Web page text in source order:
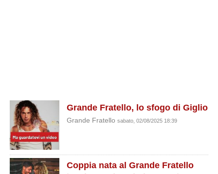
Grande Fratello, lo sfogo di Giglio
Grande Fratello sabato, 02/08/2025 18:39
Coppia nata al Grande Fratello